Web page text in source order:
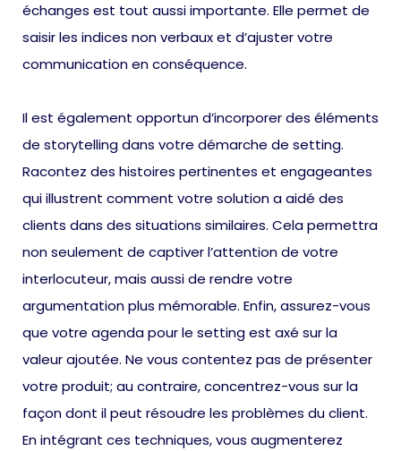
échanges est tout aussi importante. Elle permet de
saisir les indices non verbaux et d’ajuster votre
communication en conséquence.
Il est également opportun d’incorporer des éléments
de storytelling dans votre démarche de setting.
Racontez des histoires pertinentes et engageantes
qui illustrent comment votre solution a aidé des
clients dans des situations similaires. Cela permettra
non seulement de captiver l’attention de votre
interlocuteur, mais aussi de rendre votre
argumentation plus mémorable. Enfin, assurez-vous
que votre agenda pour le setting est axé sur la
valeur ajoutée. Ne vous contentez pas de présenter
votre produit; au contraire, concentrez-vous sur la
façon dont il peut résoudre les problèmes du client.
En intégrant ces techniques, vous augmenterez